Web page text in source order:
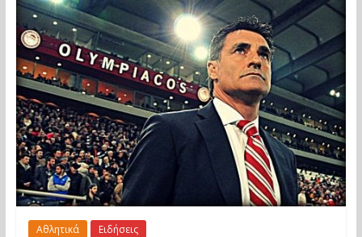
Αθλητικά Ειδήσεις